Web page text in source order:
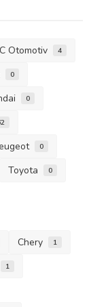
Otomotiv 4
0
0
0
Toyota 0
Chery 1
1